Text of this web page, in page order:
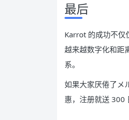
最后
Karrot 的成功不仅
越来越数字化和距
系。
如果大家厌倦了メ
惠，注册就送 300